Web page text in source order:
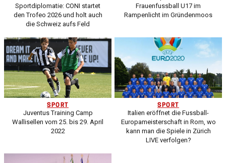
Sportdiplomatie: CONI startet
den Trofeo 2026 und holt auch
die Schweiz aufs Feld
Frauenfussball U17 im
Rampenlicht im Gründenmoos
SPORT
Juventus Training Camp
Wallisellen vom 25. bis 29. April
2022
SPORT
Italien eröffnet die Fussball-
Europameisterschaft in Rom, wo
kann man die Spiele in Zürich
LIVE verfolgen?